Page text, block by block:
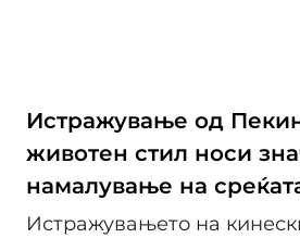
Истражување од
животен стил носи
намалување на
Истражувањето на